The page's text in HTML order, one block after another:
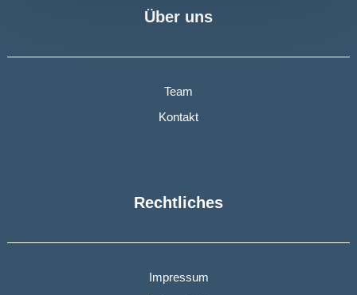
Über uns
Team
Kontakt
Rechtliches
Impressum